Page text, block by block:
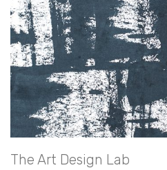
The Art Design Lab